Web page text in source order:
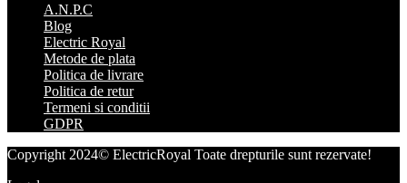
A.N.P.C
Blog
Electric Royal
Metode de plata
Politica de livrare
Politica de retur
Termeni si conditii
GDPR
Copyright 2024© ElectricRoyal Toate drepturile sunt rezervate!